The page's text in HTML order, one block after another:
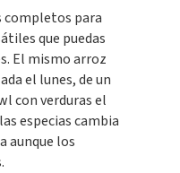
completos para
que puedas
El mismo arroz
el lunes, de un
con verduras el
especias cambia
aunque los